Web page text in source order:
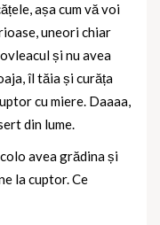
așa cum vă voi
uneori chiar
și nu avea
îl tăia și curăța
cu miere. Daaaa,
din lume.
avea grădina și
la cuptor. Ce